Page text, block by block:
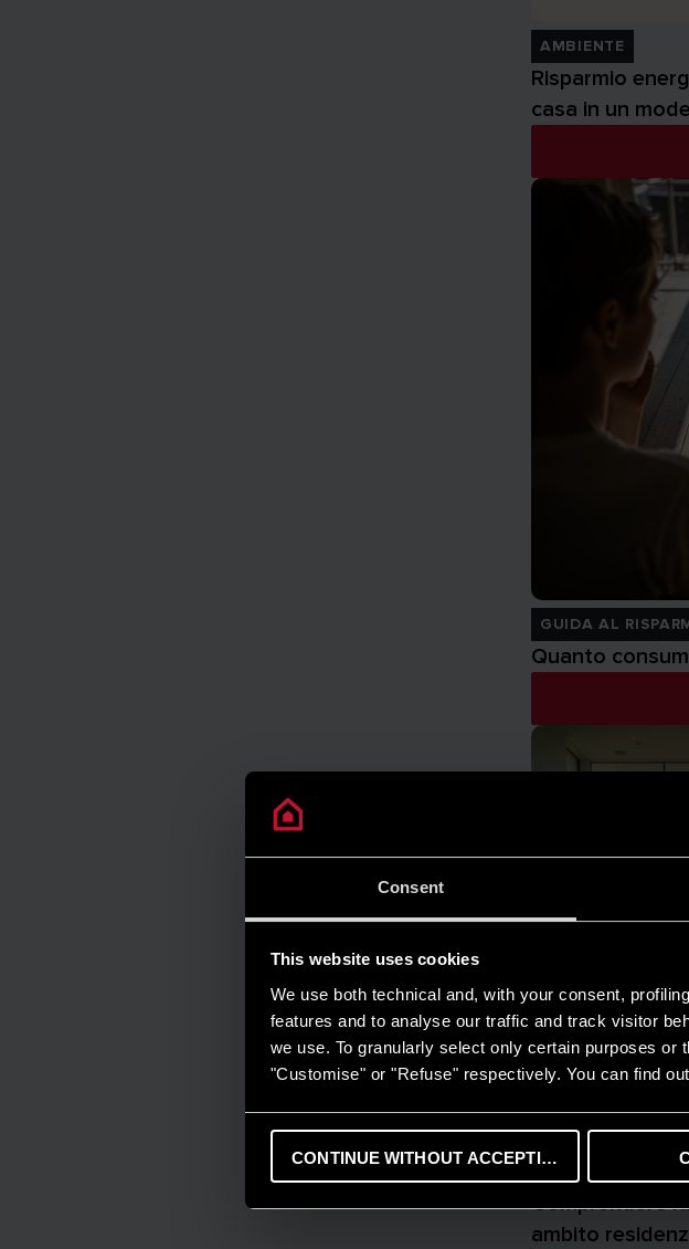
Consent
This website uses cookies
We use both technical and, with your consent,
features and to analyse our traffic and track visitor
we use. To granularly select only certain purposes
"Customise" or "Refuse" respectively. You can find
CONTINUE WITHOUT ACCEPTING
AMBIENTE
Risparmio
casa in un
GUIDA AL
Quanto
Comprendere
ambito